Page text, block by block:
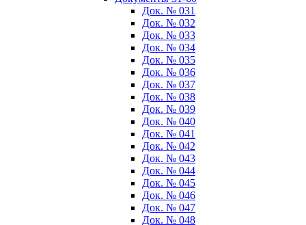
Док. № 031
Док. № 032
Док. № 033
Док. № 034
Док. № 035
Док. № 036
Док. № 037
Док. № 038
Док. № 039
Док. № 040
Док. № 041
Док. № 042
Док. № 043
Док. № 044
Док. № 045
Док. № 046
Док. № 047
Док. № 048